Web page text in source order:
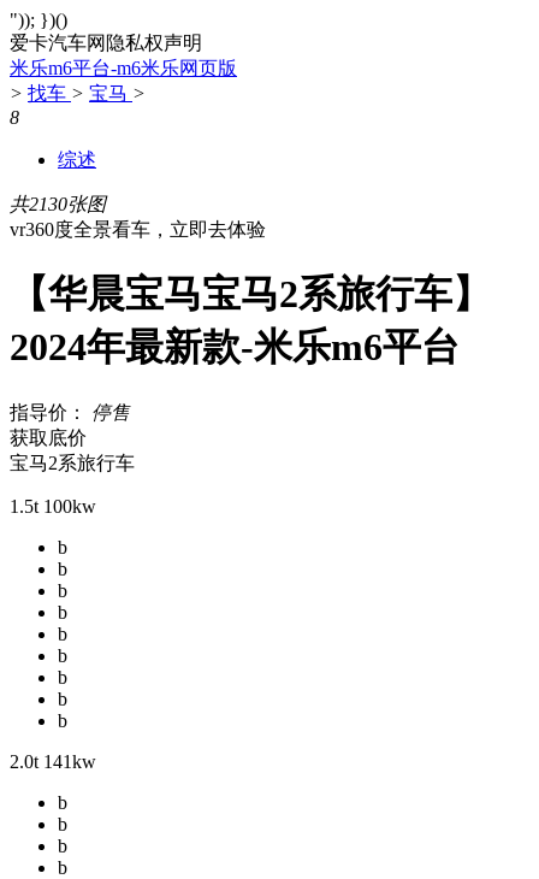
")); })()
爱卡汽车网隐私权声明
米乐m6平台-m6米乐网页版
> 找车 > 宝马 >
8
综述
共2130张图
vr360度全景看车，立即去体验
【华晨宝马宝马2系旅行车】
2024年最新款-米乐m6平台
指导价： 停售
获取底价
宝马2系旅行车
1.5t 100kw
b
b
b
b
b
b
b
b
b
2.0t 141kw
b
b
b
b